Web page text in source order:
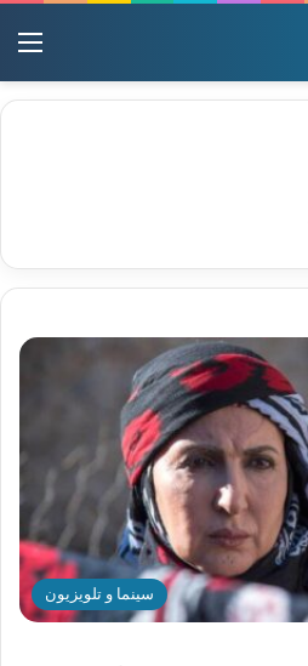
سینما و تلویزیون